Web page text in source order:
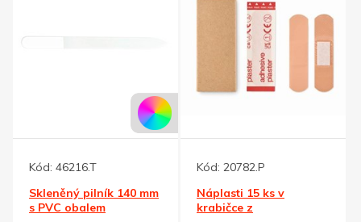
Kód: 46216.T
Skleněný pilník 140 mm
s PVC obalem
Kód: 20782.P
Náplasti 15 ks v
krabičce z